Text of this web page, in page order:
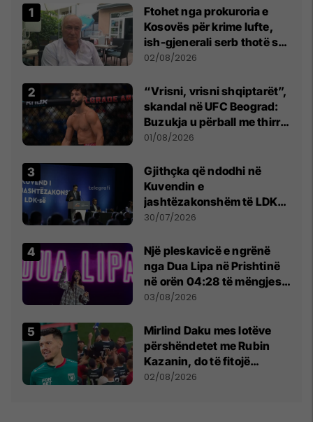
Ftohet nga prokuroria e
Kosovës për krime lufte,
ish-gjenerali serb thotë se
dikush e tradhtoi në
02/08/2026
“Vrisni, vrisni shqiptarët”,
skandal në UFC Beograd:
Buzukja u përball me thirrje
anti-shqiptare nga
01/08/2026
Gjithçka që ndodhi në
Kuvendin e
jashtëzakonshëm të LDK-
së
30/07/2026
Një pleskavicë e ngrënë
nga Dua Lipa në Prishtinë
në orën 04:28 të mëngjesit
- dhe bota digjitale serbe
03/08/2026
Mirlind Daku mes lotëve
përshëndetet me Rubin
Kazanin, do të fitojë
miliona te Spartak Moska
02/08/2026